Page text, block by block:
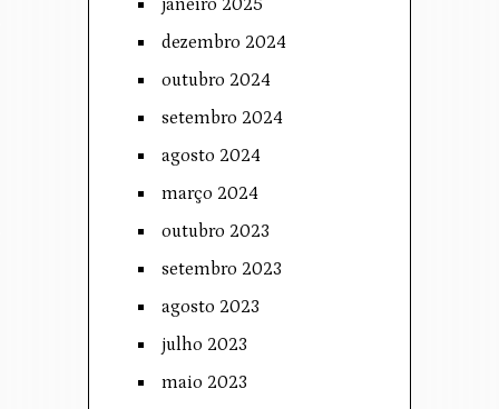
janeiro 2025
dezembro 2024
outubro 2024
setembro 2024
agosto 2024
março 2024
outubro 2023
setembro 2023
agosto 2023
julho 2023
maio 2023